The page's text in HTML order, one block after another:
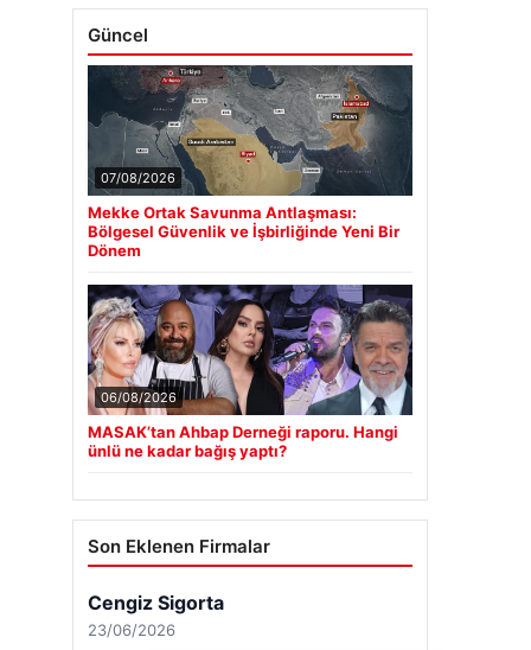
Güncel
07/08/2026
Mekke Ortak Savunma Antlaşması:
Bölgesel Güvenlik ve İşbirliğinde Yeni Bir
Dönem
06/08/2026
MASAK’tan Ahbap Derneği raporu. Hangi
ünlü ne kadar bağış yaptı?
Son Eklenen Firmalar
Cengiz Sigorta
23/06/2026